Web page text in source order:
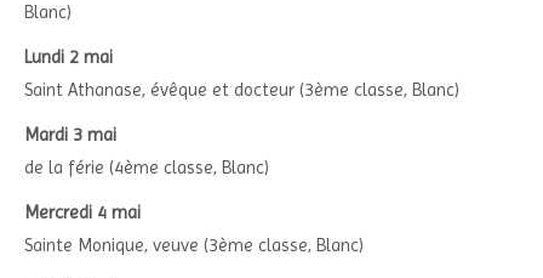
Blanc)
Lundi 2 mai
Saint Athanase, évêque et docteur (3ème classe, Blanc)
Mardi 3 mai
de la férie (4ème classe, Blanc)
Mercredi 4 mai
Sainte Monique, veuve (3ème classe, Blanc)